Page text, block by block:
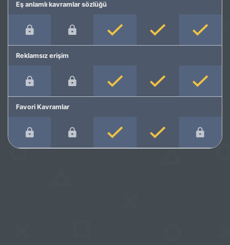
Eş anlamlı kavramlar sözlüğü
Reklamsız erişim
Favori Kavramlar